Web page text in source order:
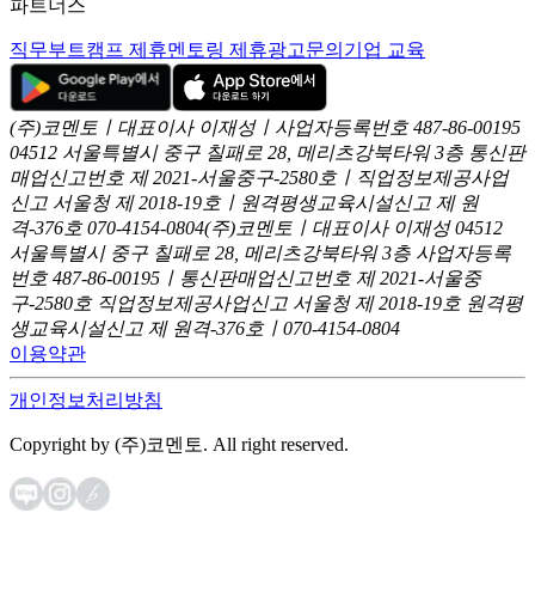
파트너스
직무부트캠프 제휴멘토링 제휴광고문의 기업 교육
(주)코멘토ㅣ대표이사 이재성ㅣ사업자등록번호 487-86-00195
04512 서울특별시 중구 칠패로 28, 메리츠강북타워 3층 통신판
매업신고번호 제 2021-서울중구-2580호ㅣ직업정보제공사업
신고 서울청 제 2018-19호ㅣ원격평생교육시설신고 제 원
격-376호 070-4154-0804(주)코멘토ㅣ대표이사 이재성 04512
서울특별시 중구 칠패로 28, 메리츠강북타워 3층 사업자등록
번호 487-86-00195ㅣ통신판매업신고번호 제 2021-서울중
구-2580호 직업정보제공사업신고 서울청 제 2018-19호 원격평
생교육시설신고 제 원격-376호ㅣ070-4154-0804
이용약관
개인정보처리방침
Copyright by (주)코멘토. All right reserved.